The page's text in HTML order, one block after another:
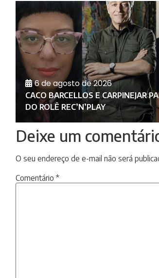
6 de agosto de 2026
CACO BARCELLOS E CARPINEJAR
DO ROLÊ REC’N’PLAY
Deixe um
O seu endereço de e-mail não será
Comentário *